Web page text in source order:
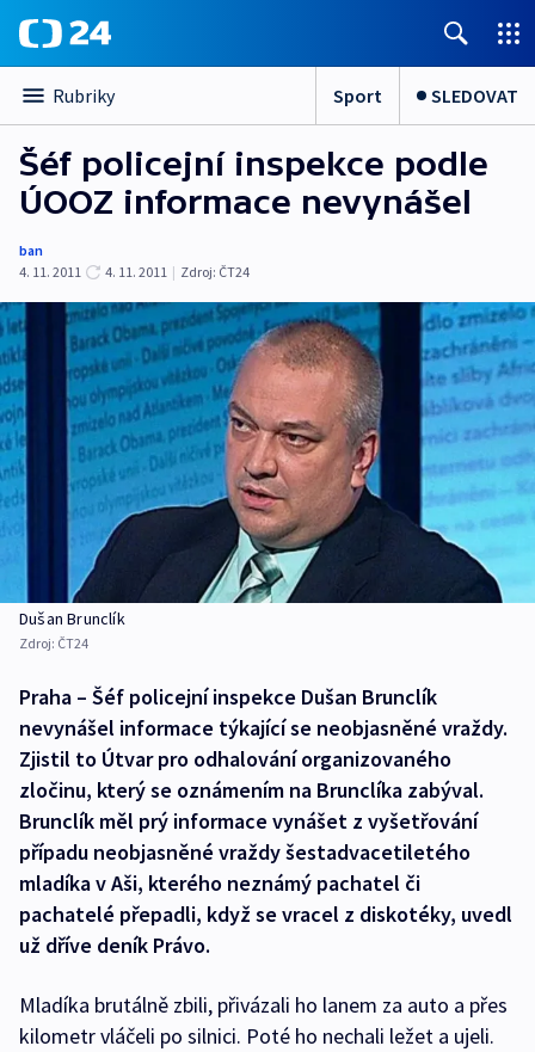
Rubriky Sport SLEDOVAT
Šéf policejní inspekce podle
ÚOOZ informace nevynášel
ban
4. 11. 2011
4. 11. 2011 | Zdroj: ČT24
Dušan Brunclík
Zdroj: ČT24
Praha – Šéf policejní inspekce Dušan Brunclík
nevynášel informace týkající se neobjasněné vraždy.
Zjistil to Útvar pro odhalování organizovaného
zločinu, který se oznámením na Brunclíka zabýval.
Brunclík měl prý informace vynášet z vyšetřování
případu neobjasněné vraždy šestadvacetiletého
mladíka v Aši, kterého neznámý pachatel či
pachatelé přepadli, když se vracel z diskotéky, uvedl
už dříve deník Právo.
Mladíka brutálně zbili, přivázali ho lanem za auto a přes
kilometr vláčeli po silnici. Poté ho nechali ležet a ujeli.